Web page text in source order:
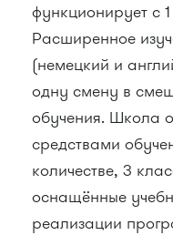
функционирует с
Расширенное
(немецкий и
одну смену в
обучения. Школа
средствами
количестве, 3
оснащённые
реализации